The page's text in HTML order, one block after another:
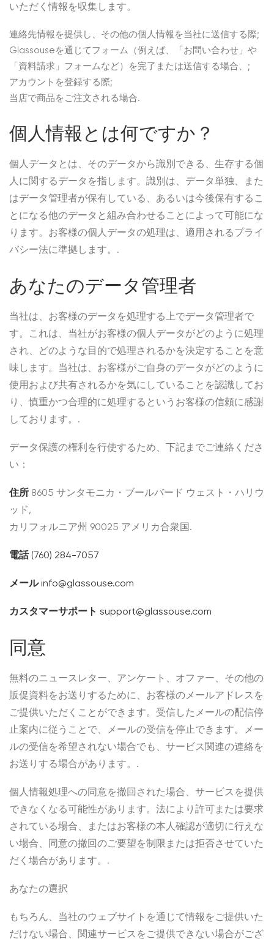
いただく情報を収集します。
連絡先情報を提供し、その他の個人情報を当社に送信する際;
Glassouseを通じてフォーム（例えば、「お問い合わせ」や
「資料請求」フォームなど）を完了または送信する場合、;
アカウントを登録する際;
当店で商品をご注文される場合.
個人情報とは何ですか？
個人データとは、そのデータから識別できる、生存する個
人に関するデータを指します。識別は、データ単独、また
はデータ管理者が保有している、あるいは今後保有するこ
とになる他のデータと組み合わせることによって可能にな
ります。お客様の個人データの処理は、適用されるプライ
バシー法に準拠します。.
あなたのデータ管理者
当社は、お客様のデータを処理する上でデータ管理者で
す。これは、当社がお客様の個人データがどのように処理
され、どのような目的で処理されるかを決定することを意
味します。当社は、お客様がご自身のデータがどのように
使用および共有されるかを気にしていることを認識してお
り、慎重かつ合理的に処理するというお客様の信頼に感謝
しております。.
データ保護の権利を行使するため、下記までご連絡くださ
い：
住所 8605 サンタモニカ・ブールバード ウェスト・ハリウ
ッド,
カリフォルニア州 90025 アメリカ合衆国.
電話 (760) 284-7057
メール info@glassouse.com
カスタマーサポート support@glassouse.com
同意
無料のニュースレター、アンケート、オファー、その他の
販促資料をお送りするために、お客様のメールアドレスを
ご提供いただくことができます。受信したメールの配信停
止案内に従うことで、メールの受信を停止できます。メー
ルの受信を希望されない場合でも、サービス関連の連絡を
お送りする場合があります。.
個人情報処理への同意を撤回された場合、サービスを提供
できなくなる可能性があります。法により許可または要求
されている場合、またはお客様の本人確認が適切に行えな
い場合、同意の撤回のご要望を制限または拒否させていた
だく場合があります。.
あなたの選択
もちろん、当社のウェブサイトを通じて情報をご提供いた
だけない場合、関連サービスをご提供できない場合がござ